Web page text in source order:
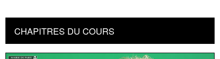
CHAPITRES DU COURS